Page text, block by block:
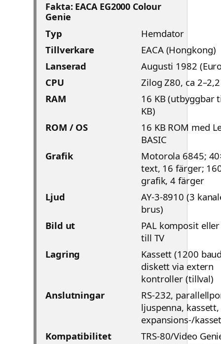
Fakta: EACA EG2000 Colour
Genie
Typ
Hemdator
Tillverkare
EACA (Hongkong)
Lanserad
Augusti 1982
CPU
Zilog Z80, ca
RAM
16 KB (utbyggbar
KB)
ROM / OS
16 KB ROM med
BASIC
Grafik
Motorola 6845;
text, 16 färger;
grafik, 4 färger
Ljud
AY-3-8910 (3
brus)
Bild ut
PAL komposit eller
till TV
Lagring
Kassett (1200
diskett via extern
kontroller (tillval)
Anslutningar
RS-232,
ljuspenna, kassett,
expansions-/
Kompatibilitet
TRS-80/Video